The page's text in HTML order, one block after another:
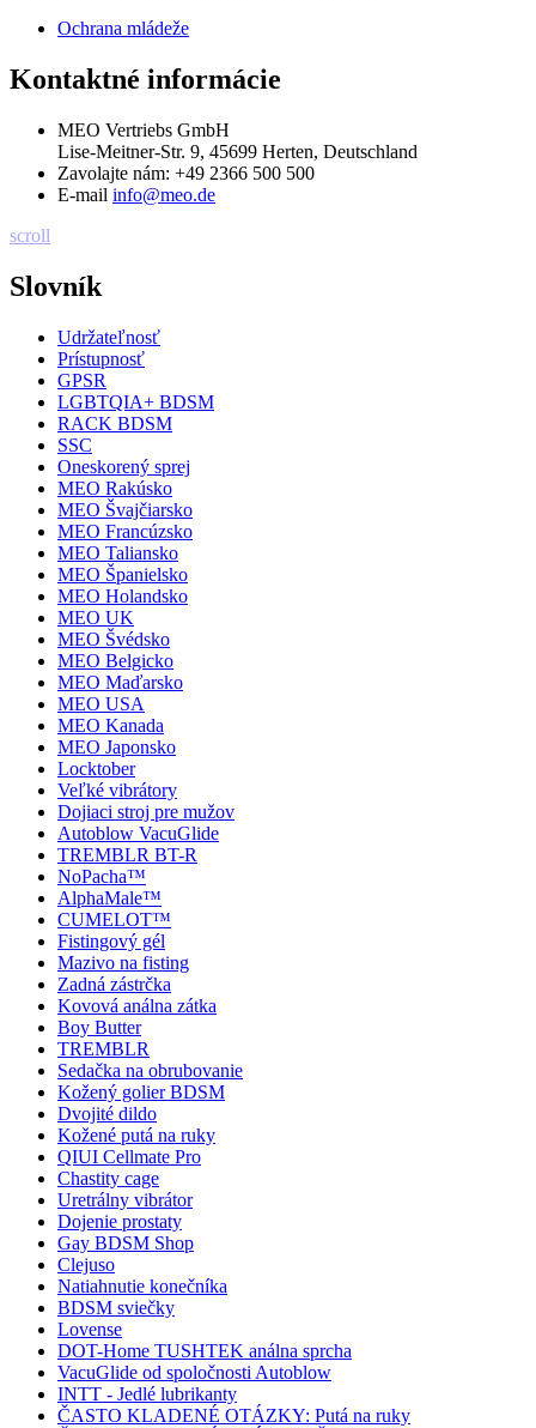
Ochrana mládeže
Kontaktné informácie
MEO Vertriebs GmbH
Lise-Meitner-Str. 9, 45699 Herten, Deutschland
Zavolajte nám: +49 2366 500 500
E-mail info@meo.de
scroll
Slovník
Udržateľnosť
Prístupnosť
GPSR
LGBTQIA+ BDSM
RACK BDSM
SSC
Oneskorený sprej
MEO Rakúsko
MEO Švajčiarsko
MEO Francúzsko
MEO Taliansko
MEO Španielsko
MEO Holandsko
MEO UK
MEO Švédsko
MEO Belgicko
MEO Maďarsko
MEO USA
MEO Kanada
MEO Japonsko
Locktober
Veľké vibrátory
Dojiaci stroj pre mužov
Autoblow VacuGlide
TREMBLR BT-R
NoPacha™
AlphaMale™
CUMELOT™
Fistingový gél
Mazivo na fisting
Zadná zástrčka
Kovová análna zátka
Boy Butter
TREMBLR
Sedačka na obrubovanie
Kožený golier BDSM
Dvojité dildo
Kožené putá na ruky
QIUI Cellmate Pro
Chastity cage
Uretrálny vibrátor
Dojenie prostaty
Gay BDSM Shop
Clejuso
Natiahnutie konečníka
BDSM sviečky
Lovense
DOT-Home TUSHTEK análna sprcha
VacuGlide od spoločnosti Autoblow
INTT - Jedlé lubrikanty
ČASTO KLADENÉ OTÁZKY: Putá na ruky